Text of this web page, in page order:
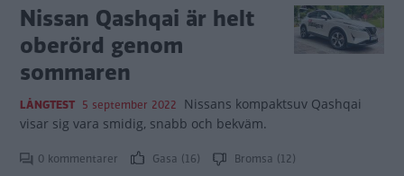
Nissan Qashqai är helt
oberörd genom
sommaren
LÅNGTEST 5 september 2022 Nissans kompaktsuv Qashqai
visar sig vara smidig, snabb och bekväm.
0 kommentarer Gasa (16) Bromsa (12)